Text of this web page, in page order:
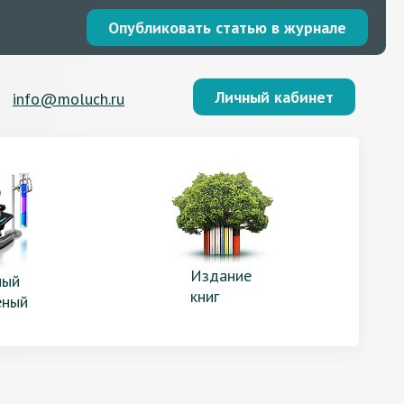
Опубликовать статью в журнале
info@moluch.ru Личный кабинет
Издание
книг